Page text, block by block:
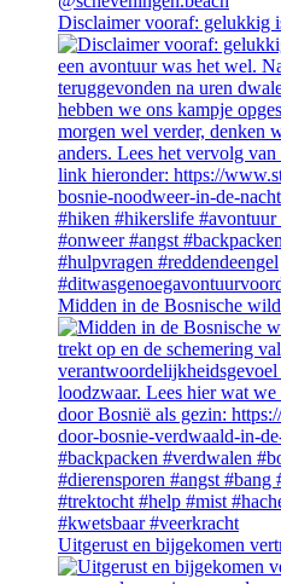
Disclaimer vooraf: gelukkig
Midden in de Bosnische
Uitgerust en bijgekomen